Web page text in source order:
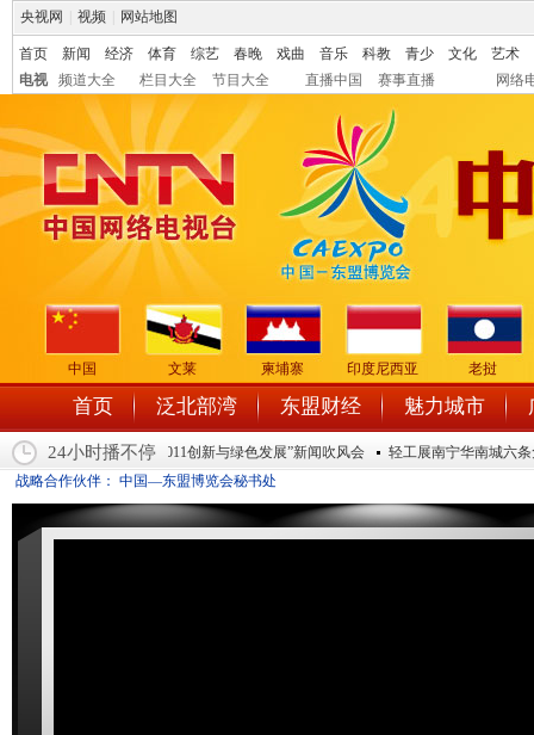
央视网 视频 网站地图
首页 新闻 经济 体育 综艺 春晚 戏曲 音乐 科教 青少 文化
艺术
电视
频道大全 栏目大全 节目大全 直播中国 赛事直播 网络
中国 文莱 柬埔寨 印度尼西亚 老挝
首页 泛北部湾 东盟财经 魅力城市
24小时播不停
—东盟环保合作论坛2011创新与绿色发展”新闻吹风会
轻工展南宁华南城六条
战略合作伙伴： 中国—东盟博览会秘书处